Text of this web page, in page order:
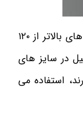
غالبا کابل خودنگهدار فشار متوسط در سایز های بالاتر از ۱۲۰
در سایز های
استفاده می